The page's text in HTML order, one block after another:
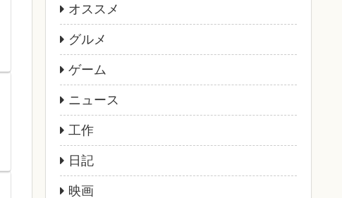
オススメ
グルメ
ゲーム
ニュース
工作
日記
映画